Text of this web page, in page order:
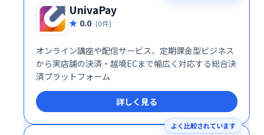
UnivaPay
0.0 (0件)
オンライン講座や配信サービス、定期課金型ビジネス
から実店舗の決済・越境ECまで幅広く対応する総合決
済プラットフォーム
詳しく見る
よく比較されています